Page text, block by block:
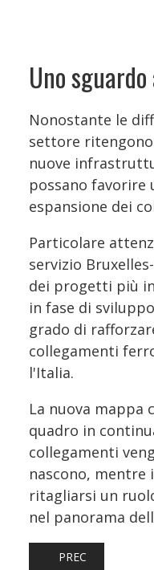
Uno
Nonostante le
settore
nuove
possano favorire
espansione dei
Particolare
servizio
dei progetti più
in fase di
grado di
collegamenti
l'Italia.
La nuova mappa
quadro in
collegamenti
nascono,
ritagliarsi un
nel panorama
ARTICOLO
PREC